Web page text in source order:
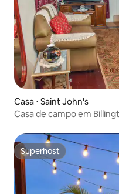
Casa ⋅ Saint John's
Casa de campo em
Superhost
Superhost